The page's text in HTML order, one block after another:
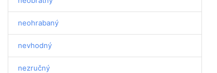
neohrabaný
nevhodný
nezručný